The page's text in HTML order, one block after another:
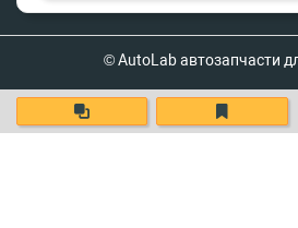
© AutoLab автозапчасти